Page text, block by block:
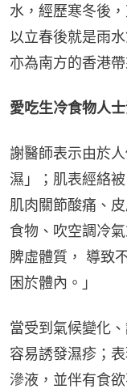
水，經歷寒冬後
以立春後就是雨
亦為南方的香港
愛吃生冷食物人
謝醫師表示由於
濕」；肌表經絡
肌肉關節酸痛、
食物、吹空調冷
脾虛體質， 導致
困於體內。」
當受到氣候變化
容易誘發濕疹；
滲液，並伴有食